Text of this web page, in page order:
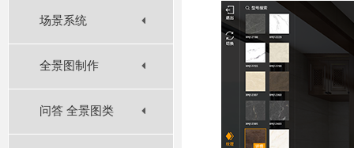
场景系统
全景图制作
问答 全景图类